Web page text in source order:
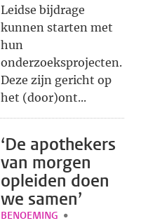
Leidse bijdrage
kunnen starten met
hun
onderzoeksprojecten.
Deze zijn gericht op
het (door)ont...
‘De apothekers
van morgen
opleiden doen
we samen’
BENOEMING